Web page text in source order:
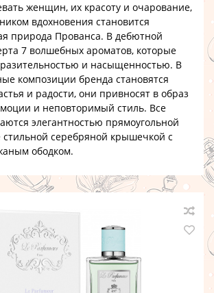
женщин, их красоту и очарование,
вдохновения становится
природа Прованса. В дебютной
7 волшебных ароматов, которые
и насыщенностью. В
композиции бренда становятся
и радости, они привносят в образ
и неповторимый стиль. Все
элегантностью прямоугольной
серебряной крышечкой с
ободком.